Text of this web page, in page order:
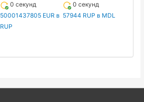
0 секунд
50001437805 EUR в
RUP
0 секунд
57944 RUP в MDL